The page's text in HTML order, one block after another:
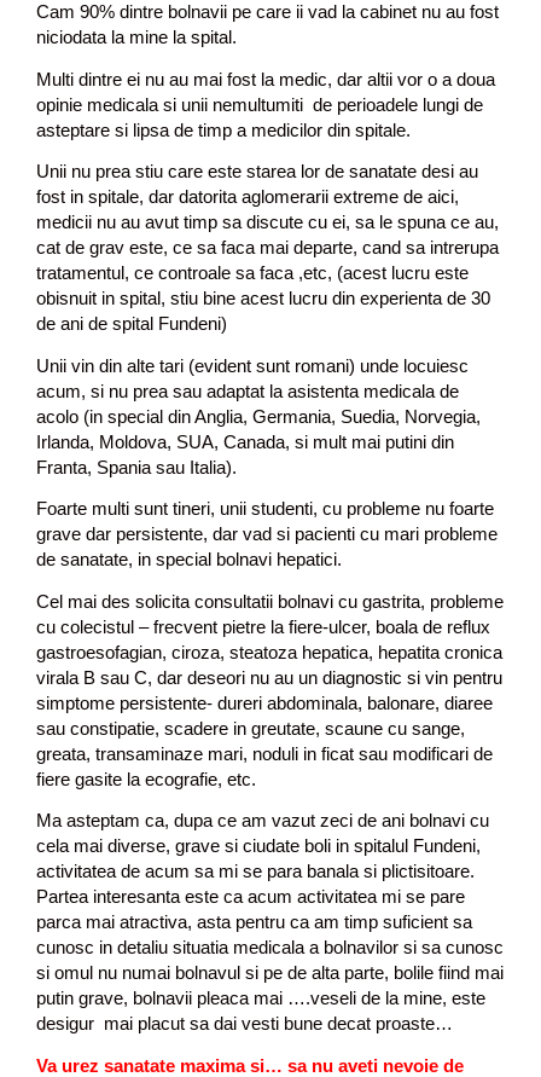
Cam 90% dintre bolnavii pe care ii vad la cabinet nu au fost
niciodata la mine la spital.
Multi dintre ei nu au mai fost la medic, dar altii vor o a doua
opinie medicala si unii nemultumiti de perioadele lungi de
asteptare si lipsa de timp a medicilor din spitale.
Unii nu prea stiu care este starea lor de sanatate desi au
fost in spitale, dar datorita aglomerarii extreme de aici,
medicii nu au avut timp sa discute cu ei, sa le spuna ce au,
cat de grav este, ce sa faca mai departe, cand sa intrerupa
tratamentul, ce controale sa faca ,etc, (acest lucru este
obisnuit in spital, stiu bine acest lucru din experienta de 30
de ani de spital Fundeni)
Unii vin din alte tari (evident sunt romani) unde locuiesc
acum, si nu prea sau adaptat la asistenta medicala de
acolo (in special din Anglia, Germania, Suedia, Norvegia,
Irlanda, Moldova, SUA, Canada, si mult mai putini din
Franta, Spania sau Italia).
Foarte multi sunt tineri, unii studenti, cu probleme nu foarte
grave dar persistente, dar vad si pacienti cu mari probleme
de sanatate, in special bolnavi hepatici.
Cel mai des solicita consultatii bolnavi cu gastrita, probleme
cu colecistul – frecvent pietre la fiere-ulcer, boala de reflux
gastroesofagian, ciroza, steatoza hepatica, hepatita cronica
virala B sau C, dar deseori nu au un diagnostic si vin pentru
simptome persistente- dureri abdominala, balonare, diaree
sau constipatie, scadere in greutate, scaune cu sange,
greata, transaminaze mari, noduli in ficat sau modificari de
fiere gasite la ecografie, etc.
Ma asteptam ca, dupa ce am vazut zeci de ani bolnavi cu
cela mai diverse, grave si ciudate boli in spitalul Fundeni,
activitatea de acum sa mi se para banala si plictisitoare.
Partea interesanta este ca acum activitatea mi se pare
parca mai atractiva, asta pentru ca am timp suficient sa
cunosc in detaliu situatia medicala a bolnavilor si sa cunosc
si omul nu numai bolnavul si pe de alta parte, bolile fiind mai
putin grave, bolnavii pleaca mai ….veseli de la mine, este
desigur mai placut sa dai vesti bune decat proaste…
Va urez sanatate maxima si… sa nu aveti nevoie de